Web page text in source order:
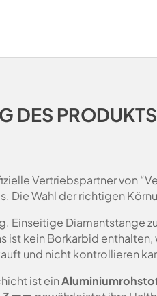
DES PRODUKTS
Vertriebspartner von
Die Wahl der richtigen
Einseitige Diamantstange
ist kein Borkarbid
und nicht kontrollieren
ist ein